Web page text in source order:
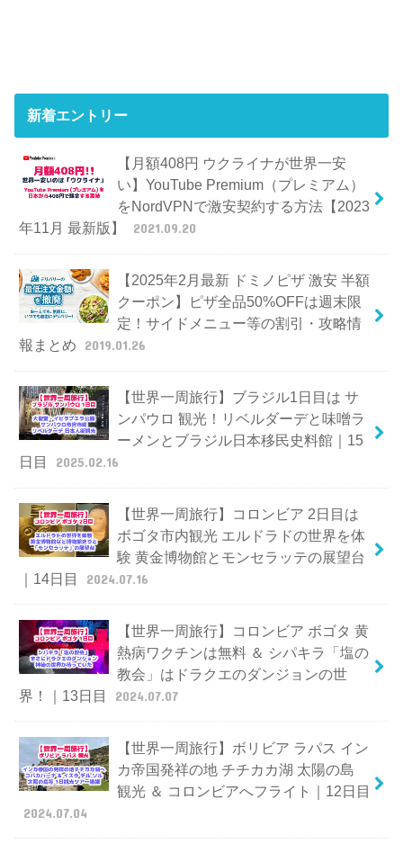
新着エントリー
【月額408円 ウクライナが世界一安
い】YouTube Premium（プレミアム）
をNordVPNで激安契約する方法【2023
年11月 最新版】
2021.09.20
【2025年2月最新 ドミノピザ 激安 半額
クーポン】ピザ全品50%OFFは週末限
定！サイドメニュー等の割引・攻略情
報まとめ
2019.01.26
【世界一周旅行】ブラジル1日目は サ
ンパウロ 観光！リベルダーデと味噌ラ
ーメンとブラジル日本移民史料館｜15
日目
2025.02.16
【世界一周旅行】コロンビア 2日目は
ボゴタ市内観光 エルドラドの世界を体
験 黄金博物館とモンセラッテの展望台
｜14日目
2024.07.16
【世界一周旅行】コロンビア ボゴタ 黄
熱病ワクチンは無料 ＆ シパキラ「塩の
教会」はドラクエのダンジョンの世
界！｜13日目
2024.07.07
【世界一周旅行】ボリビア ラパス イン
カ帝国発祥の地 チチカカ湖 太陽の島
観光 ＆ コロンビアへフライト｜12日目
2024.07.04